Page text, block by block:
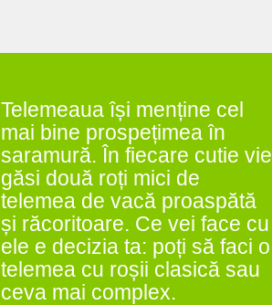
Telemeaua își menține cel
mai bine prospețimea în
saramură. În fiecare cutie vie
găsi două roți mici de
telemea de vacă proaspătă
și răcoritoare. Ce vei face cu
ele e decizia ta: poți să faci o
telemea cu roșii clasică sau
ceva mai complex.